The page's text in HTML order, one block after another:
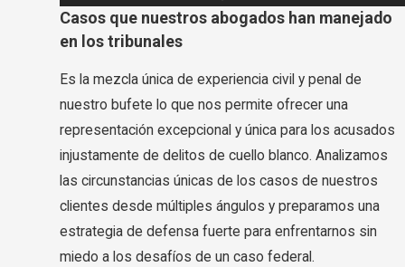
Casos que nuestros abogados han manejado
en los tribunales
Es la mezcla única de experiencia civil y penal de
nuestro bufete lo que nos permite ofrecer una
representación excepcional y única para los acusados
injustamente de delitos de cuello blanco. Analizamos
las circunstancias únicas de los casos de nuestros
clientes desde múltiples ángulos y preparamos una
estrategia de defensa fuerte para enfrentarnos sin
miedo a los desafíos de un caso federal.